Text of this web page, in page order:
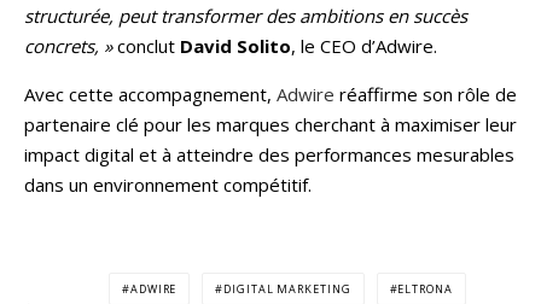
structurée, peut transformer des ambitions en succès
concrets, »conclut David Solito, le CEO d’Adwire.
Avec cette accompagnement, Adwire réaffirme son rôle de
partenaire clé pour les marques cherchant à maximiser leur
impact digital et à atteindre des performances mesurables
dans un environnement compétitif.
ADWIRE DIGITAL MARKETING ELTRONA